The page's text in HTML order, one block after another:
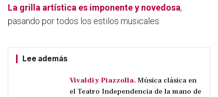
La grilla artística es imponente y novedosa,
pasando por todos los estilos musicales:
Lee además
Vivaldi y Piazzolla. Música clásica en
el Teatro Independencia de la mano de